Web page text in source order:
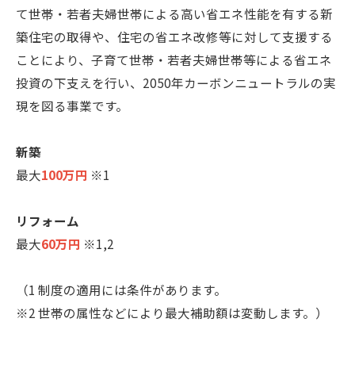
て世帯・若者夫婦世帯による高い省エネ性能を有する新
築住宅の取得や、住宅の省エネ改修等に対して支援する
ことにより、子育て世帯・若者夫婦世帯等による省エネ
投資の下支えを行い、2050年カーボンニュートラルの実
現を図る事業です。
新築
最大100万円 ※1
リフォーム
最大60万円 ※1,2
（1 制度の適用には条件があります。
※2 世帯の属性などにより最大補助額は変動します。）